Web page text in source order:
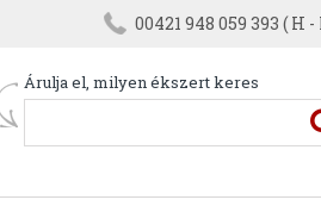
00421 948 059 393 ( H -
Árulja el, milyen ékszert keres